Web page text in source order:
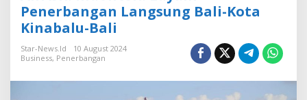
a
d
Penerbangan Langsung Bali-Kota
Kinabalu-Bali
Star-News.id
10 August 2024
Business, Penerbangan